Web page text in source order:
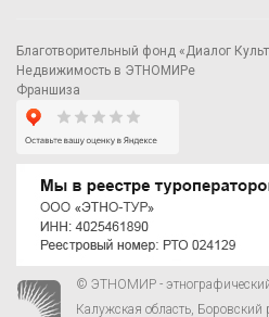
Благотворительный фонд «Диалог
Недвижимость в ЭТНОМИРе
Франшиза
© ЭТНОМИР -
Калужская область, Боровский